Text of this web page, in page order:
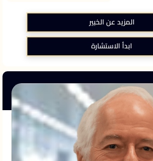
المزيد عن الخبير
ابدأ الاستشارة